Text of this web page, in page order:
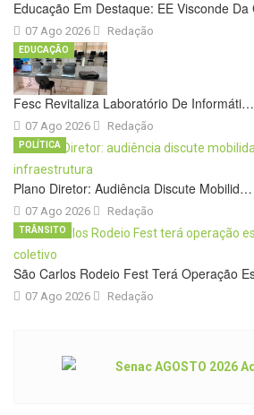
Educação Em Destaque: EE Visconde
07 Ago 2026 Redação
Fesc Revitaliza Laboratório De Informáti…
07 Ago 2026
EDUCAÇÃO
Redação
Plano Diretor: Audiência Discute Mobilid…
07 Ago 2026
POLÍTICA
Redação
São Carlos Rodeio Fest Terá Operação
07 Ago 2026
TRÂNSITO
Redação